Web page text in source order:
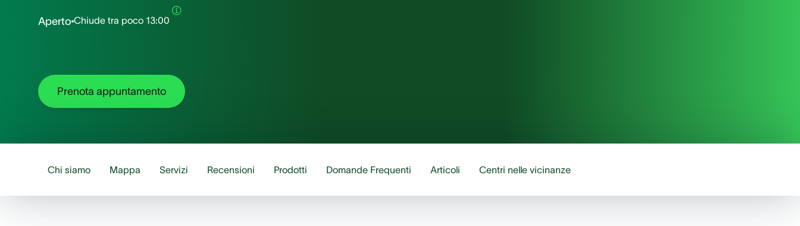
Aperto Chiude tra poco 13:00
Prenota appuntamento
Chi siamo Mappa Servizi Recensioni Prodotti Domande Frequenti Articoli Centri nelle vicinanze